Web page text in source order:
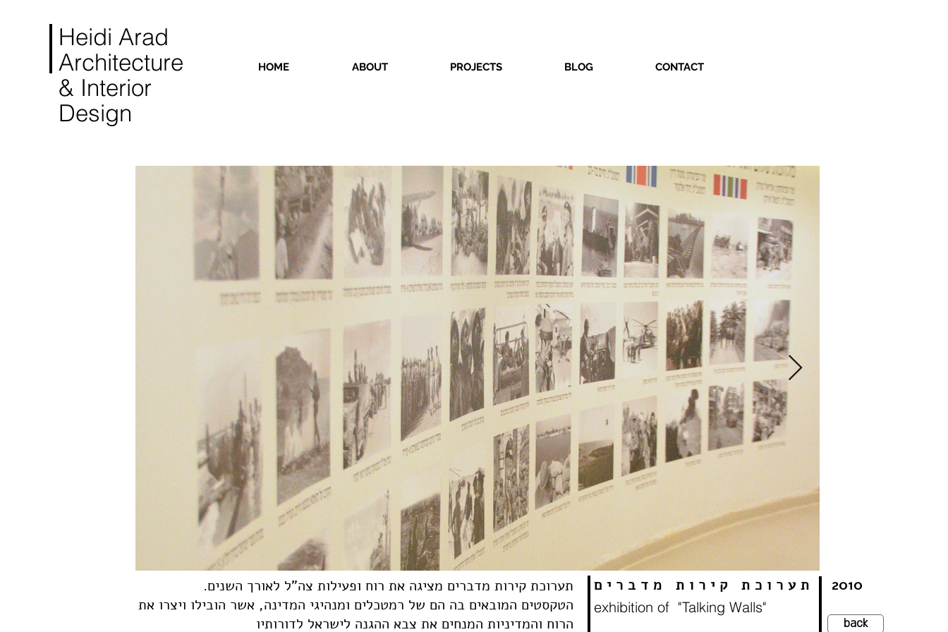
HOME ABOUT PROJECTS BLOG CONTACT
Heidi Arad
Architecture
& Interior
Design
.תערוכת קירות מדברים מציגה את רוח ופעילות צה"ל לאורך השנים
הטקסטים המובאים בה הם של רמטכלים ומנהיגי המדינה, אשר הובילו ויצרו את
הרוח והמדיניות המנחים את צבא ההגנה לישראל לדורותיו
2010 תערוכת קירות מדברים
exhibition of "Talking Walls"
back